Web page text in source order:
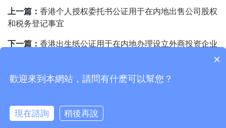
上一篇： 香港个人授权委托书公证用于在内地出售公司股权
和税务登记事宜
下一篇： 香港出生纸公证用于在内地办理设立外商投资企业
ICP主体备案号：
公安备案号： 粤公网安备 44030902002194号
×
歡迎來到本網站，請問有什麽可以幫您？
現在諮詢 稍後再說